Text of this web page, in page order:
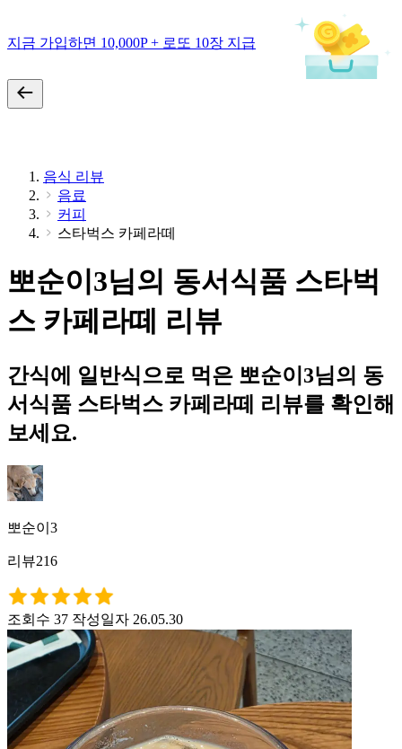
지금 가입하면 10,000P + 로또 10장 지급
음식 리뷰
음료
커피
스타벅스 카페라떼
뽀순이3님의 동서식품 스타벅
스 카페라떼 리뷰
간식에 일반식으로 먹은 뽀순이3님의 동
서식품 스타벅스 카페라떼 리뷰를 확인해
보세요.
뽀순이3
리뷰216
조회수 37 작성일자 26.05.30